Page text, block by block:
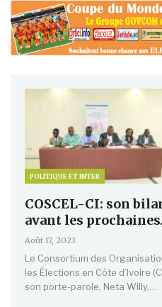
POLITIQUE ET INTER
COSCEL-CI: son
avant les
Août 17, 2023
Le Consortium des
les Élections en Côte d’Ivoire
son porte-parole, Neta Willy,…